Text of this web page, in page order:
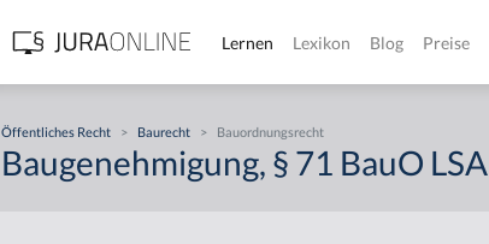
Lernen Lexikon Blog Preise
Öffentliches Recht > Baurecht > Bauordnungsrecht
Baugenehmigung, § 71 BauO LSA